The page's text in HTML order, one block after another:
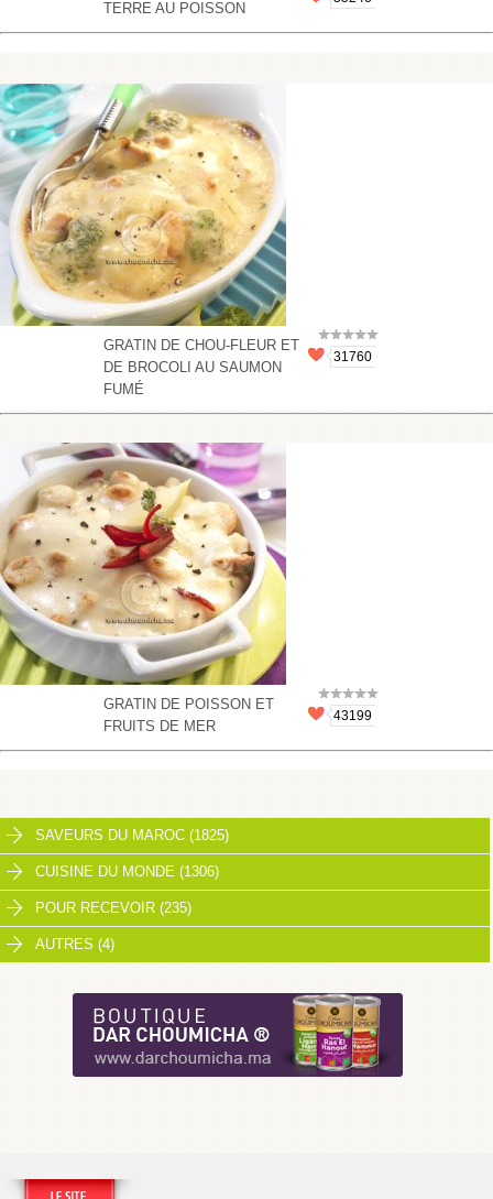
TERRE AU POISSON
GRATIN DE CHOU-FLEUR ET
DE BROCOLI AU SAUMON
FUMÉ
31760
GRATIN DE POISSON ET
FRUITS DE MER
43199
SAVEURS DU MAROC (1825)
CUISINE DU MONDE (1306)
POUR RECEVOIR (235)
AUTRES (4)